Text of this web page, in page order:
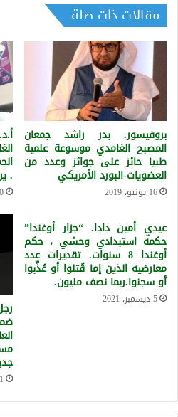
مقالات ذات صلة
بروفيسور. بدر راشد جمعان
المصبح الغامدي موسوعة علمية
طبيا حائز على جوائز وعدد من
العضويات-البورد الأمريكي
16 يونيو، 2019
.
20
عيدي أمين دادا. “جزار أوغندا”
حكمه استبدادي وحشي ، حكم
أوغندا 8 سنوات. تقديرات عدد
معارضيه الذين إما قُتلوا أو عُذِّبوا
أو سجنوا.ربما نصف مليون.
5 ديسمبر، 2021
31